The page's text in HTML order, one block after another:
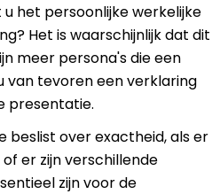
het persoonlijke werkelijke
Het is waarschijnlijk dat dit
meer persona's die een
van tevoren een verklaring
presentatie.
beslist over exactheid, als er
er zijn verschillende
zijn voor de